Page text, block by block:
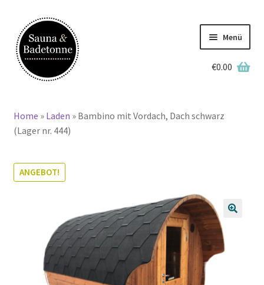
Navigation
springen
Zum
Inhalt
springen
Menü
Home
Lagerbestand
Grillkotas
€0.00
Home » Laden » Bambino mit Vordach, Dach schwarz
(Lager nr. 444)
ANGEBOT!